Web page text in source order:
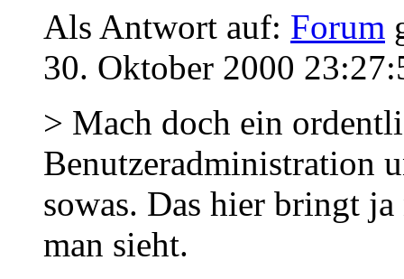
Als Antwort auf: Forum
30. Oktober 2000
> Mach doch ein
Benutzeradministration
sowas. Das hier bringt
man sieht.